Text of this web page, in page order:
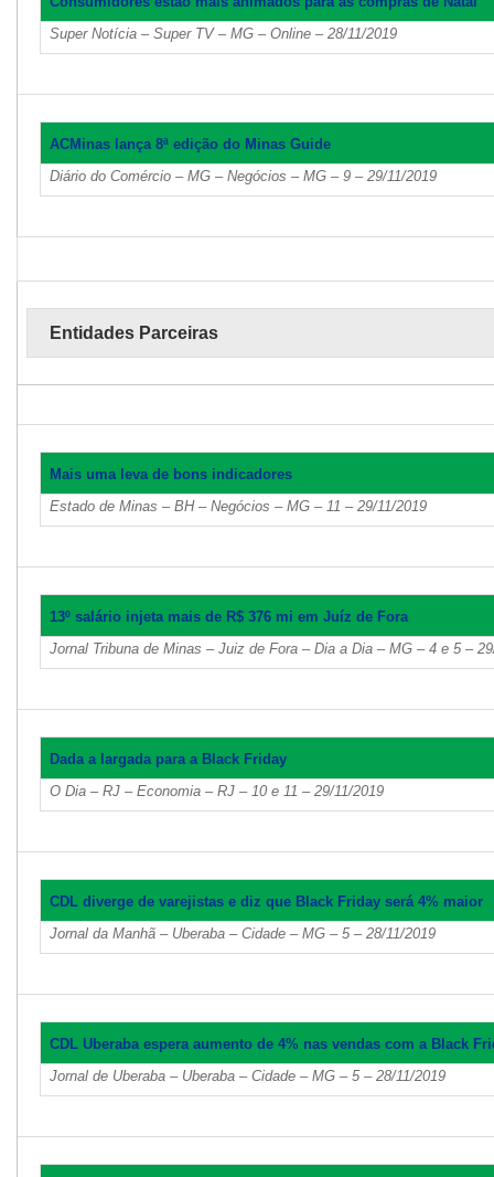
Super Notícia – Super TV – MG – Online – 28/11/2019
ACMinas lança 8ª edição do Minas Guide
Diário do Comércio – MG – Negócios – MG – 9 – 29/11/2019
Entidades Parceiras
Mais uma leva de bons indicadores
Estado de Minas – BH – Negócios – MG – 11 – 29/11/2019
13º salário injeta mais de R$ 376 mi em Juíz de Fora
Jornal Tribuna de Minas – Juiz de Fora – Dia a Dia – MG – 4 e 5 –
Dada a largada para a Black Friday
O Dia – RJ – Economia – RJ – 10 e 11 – 29/11/2019
CDL diverge de varejistas e diz que Black Friday será 4% maior
Jornal da Manhã – Uberaba – Cidade – MG – 5 – 28/11/2019
CDL Uberaba espera aumento de 4% nas vendas com a Black
Jornal de Uberaba – Uberaba – Cidade – MG – 5 – 28/11/2019